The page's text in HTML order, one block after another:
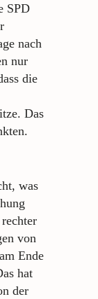
SPD
nach
nur
die
Das
was
von
Ende
hat
der